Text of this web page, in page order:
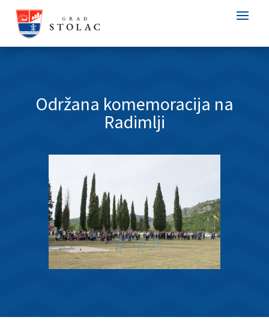
Održana komemoracija na
Radimlji